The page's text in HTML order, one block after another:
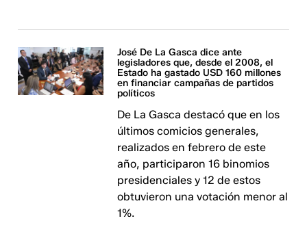
José De La Gasca dice ante
legisladores que, desde el 2008, el
Estado ha gastado USD 160 millones
en financiar campañas de partidos
políticos
De La Gasca destacó que en los
últimos comicios generales,
realizados en febrero de este
año, participaron 16 binomios
presidenciales y 12 de estos
obtuvieron una votación menor al
1%.